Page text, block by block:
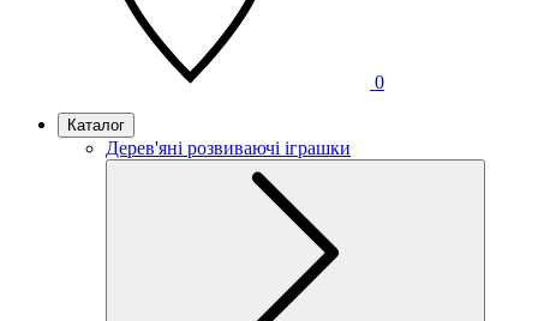
0
Каталог
Дерев'яні розвиваючі іграшки